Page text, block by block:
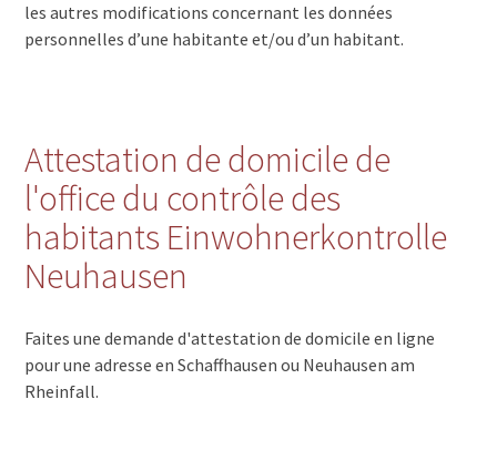
les autres modifications concernant les données
personnelles d’une habitante et/ou d’un habitant.
Attestation de domicile de
l'office du contrôle des
habitants Einwohnerkontrolle
Neuhausen
Faites une demande d'attestation de domicile en ligne
pour une adresse en Schaffhausen ou Neuhausen am
Rheinfall.